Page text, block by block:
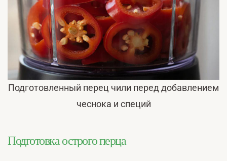
Подготовленный перец чили перед добавлением
чеснока и специй
Подготовка острого перца